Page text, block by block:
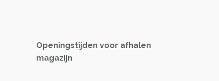
Openingstijden voor afhalen
magazijn